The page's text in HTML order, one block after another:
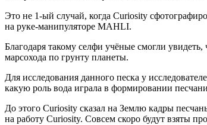
Это не 1-ый случай, когда Curiosity
на руке-манипуляторе MAHLI.
Благодаря такому селфи учёные смогли увидеть,
марсохода по грунту планеты.
Для исследования данного песка у
какую роль вода играла в формировании
До этого Curiosity сказал на Землю кадры
на работу Curiosity. Совсем скоро будут взяты